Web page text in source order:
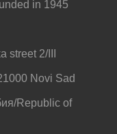
in 1945
street 2/III
Novi Sad
Republic of